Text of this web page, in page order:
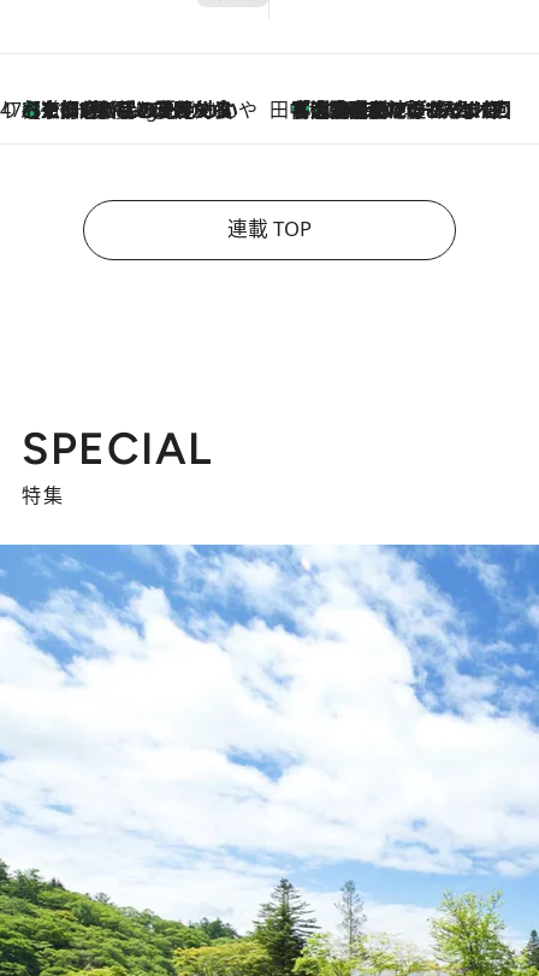
47都道府県の手みやげ ひんやりスイーツで夏を満喫
11 Hours Ago
【京都府】この夏絶対食べたい 冷やしておいしいおやつ3選 ひと口目から心を掴む新緑のテリーヌ 田中稲の勝手に再ブーム
2026.8.7
「湘南乃風に憧れて」観客大盛上がりの“タオル回し”に、ラッパー顔負けの高速歌唱まで…さだまさし（74）のアグレッシブすぎる現在地
連載 TOP
SPECIAL
特集